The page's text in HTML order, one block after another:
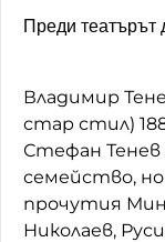
Преди театърът
Владимир
стар стил)
Стефан
семейство,
прочутия
Николаев,